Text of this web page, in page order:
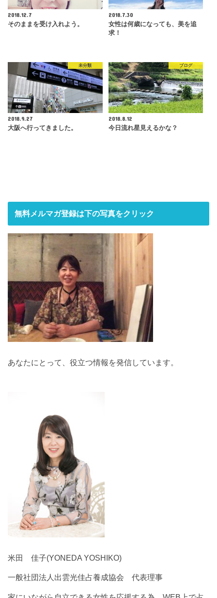
2018.12.7
そのままを受け入れよう。
2018.7.30
女性は何歳になっても、美を追
求！
未分類
2018.9.27
大阪へ行ってきました。
ブログ
2018.8.12
今日流れ星見えるかな？
無料メルマガ登録は下の写真をクリック
あなたにとって、役立つ情報を発信しています。
米田 佳子(YONEDA YOSHIKO)
一般社団法人出雲光佳占養成協会 代表理事